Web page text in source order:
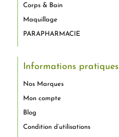
Corps & Bain
Maquillage
PARAPHARMACIE
Informations pratiques
Nos Marques
Mon compte
Blog
Condition d’utilisations